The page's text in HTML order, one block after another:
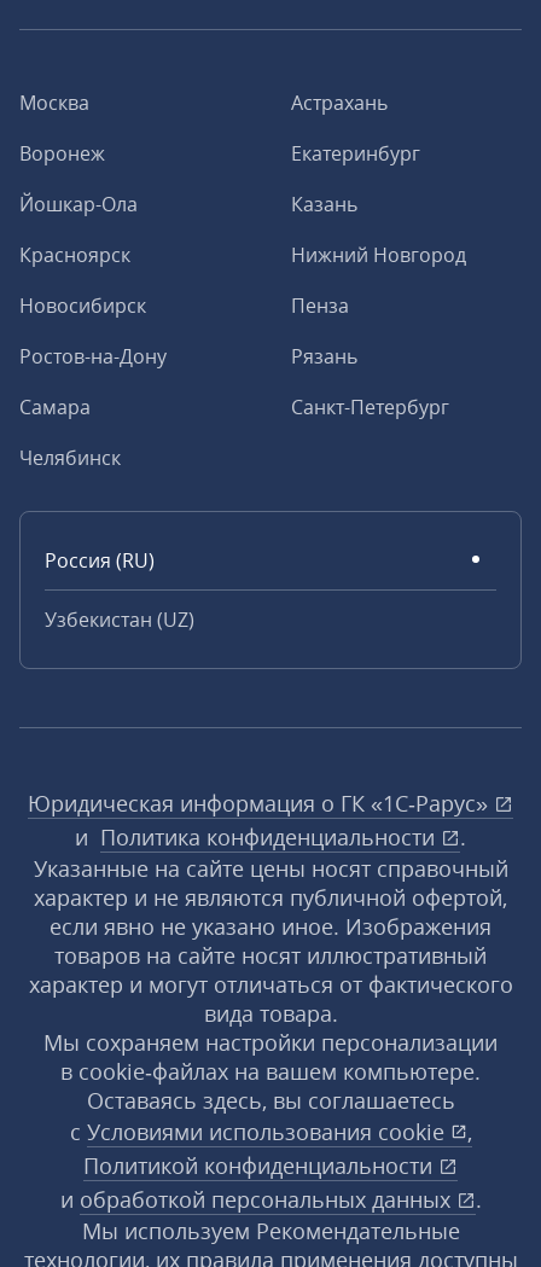
Москва
Астрахань
Воронеж
Екатеринбург
Йошкар-Ола
Казань
Красноярск
Нижний Новгород
Новосибирск
Пенза
Ростов-на-Дону
Рязань
Самара
Санкт-Петербург
Челябинск
Россия (RU)
Узбекистан (UZ)
Юридическая информация о ГК «1С‑Рарус»
и Политика конфиденциальности
.
Указанные на сайте цены носят справочный
характер и не являются публичной офертой,
если явно не указано иное. Изображения
товаров на сайте носят иллюстративный
характер и могут отличаться от фактического
вида товара.
Мы сохраняем настройки персонализации
в cookie‑файлах на вашем компьютере.
Оставаясь здесь, вы соглашаетесь
с Условиями использования cookie
,
Политикой конфиденциальности
и обработкой персональных данных
.
Мы используем Рекомендательные
технологии, их правила применения доступны